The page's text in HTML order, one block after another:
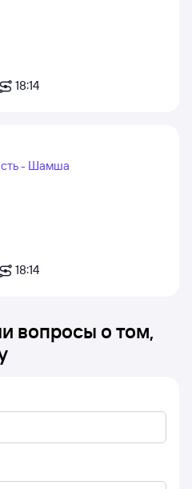
18:14
- Шамша
18:14
вопросы о том,